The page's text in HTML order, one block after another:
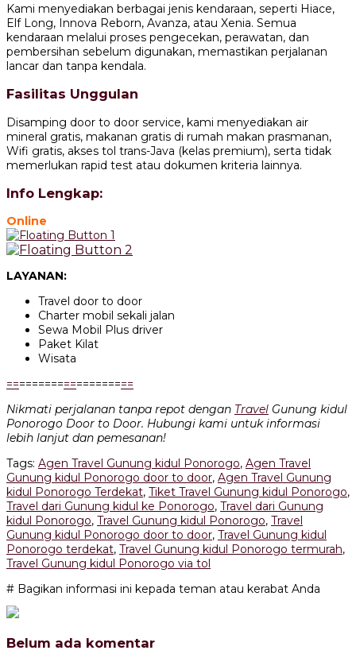
Kami menyediakan berbagai jenis kendaraan, seperti Hiace,
Elf Long, Innova Reborn, Avanza, atau Xenia. Semua
kendaraan melalui proses pengecekan, perawatan, dan
pembersihan sebelum digunakan, memastikan perjalanan
lancar dan tanpa kendala.
Fasilitas Unggulan
Disamping door to door service, kami menyediakan air
mineral gratis, makanan gratis di rumah makan prasmanan,
Wifi gratis, akses tol trans-Java (kelas premium), serta tidak
memerlukan rapid test atau dokumen kriteria lainnya.
Info Lengkap:
Online
LAYANAN:
Travel door to door
Charter mobil sekali jalan
Sewa Mobil Plus driver
Paket Kilat
Wisata
====================
Nikmati perjalanan tanpa repot dengan Travel Gunung kidul
Ponorogo Door to Door. Hubungi kami untuk informasi
lebih lanjut dan pemesanan!
Tags: Agen Travel Gunung kidul Ponorogo, Agen Travel
Gunung kidul Ponorogo door to door, Agen Travel Gunung
kidul Ponorogo Terdekat, Tiket Travel Gunung kidul Ponorogo,
Travel dari Gunung kidul ke Ponorogo, Travel dari Gunung
kidul Ponorogo, Travel Gunung kidul Ponorogo, Travel
Gunung kidul Ponorogo door to door, Travel Gunung kidul
Ponorogo terdekat, Travel Gunung kidul Ponorogo termurah,
Travel Gunung kidul Ponorogo via tol
# Bagikan informasi ini kepada teman atau kerabat Anda
Belum ada komentar